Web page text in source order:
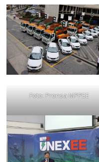
Foto: Prensa MPPEE